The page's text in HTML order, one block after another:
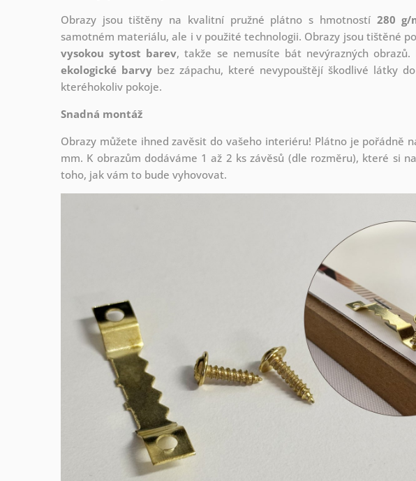
Obrazy jsou tištěny na kvalitní pružné plátno s hmotností 280 g/
samotném materiálu, ale i v použité technologii. Obrazy jsou tištěné
vysokou sytost barev, takže se nemusíte bát nevýrazných
ekologické barvy bez zápachu, které nevypouštějí škodlivé látky
kteréhokoliv pokoje.
Snadná montáž
Obrazy můžete ihned zavěsit do vašeho interiéru! Plátno je pořádně
mm. K obrazům dodáváme 1 až 2 ks závěsů (dle rozměru), které si
toho, jak vám to bude vyhovovat.